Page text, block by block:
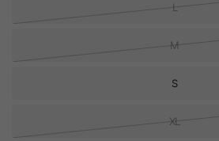
L
M
S
XL